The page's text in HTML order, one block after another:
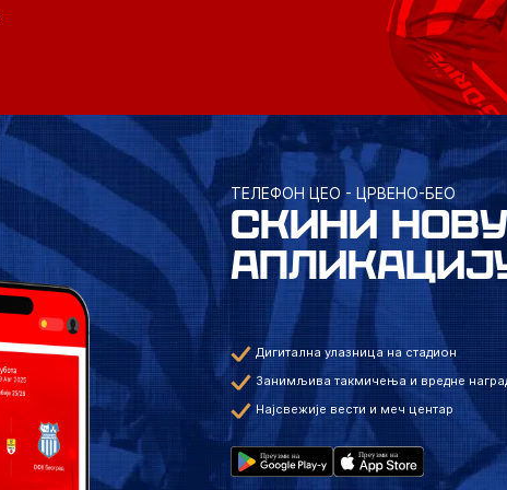
ТЕЛЕФОН ЦЕО - ЦРВЕНО-БЕО
СКИНИ НОВУ
Дигитална улазница на стадион
Занимљива такмичења и вредне
Најсвежије вести и меч центар